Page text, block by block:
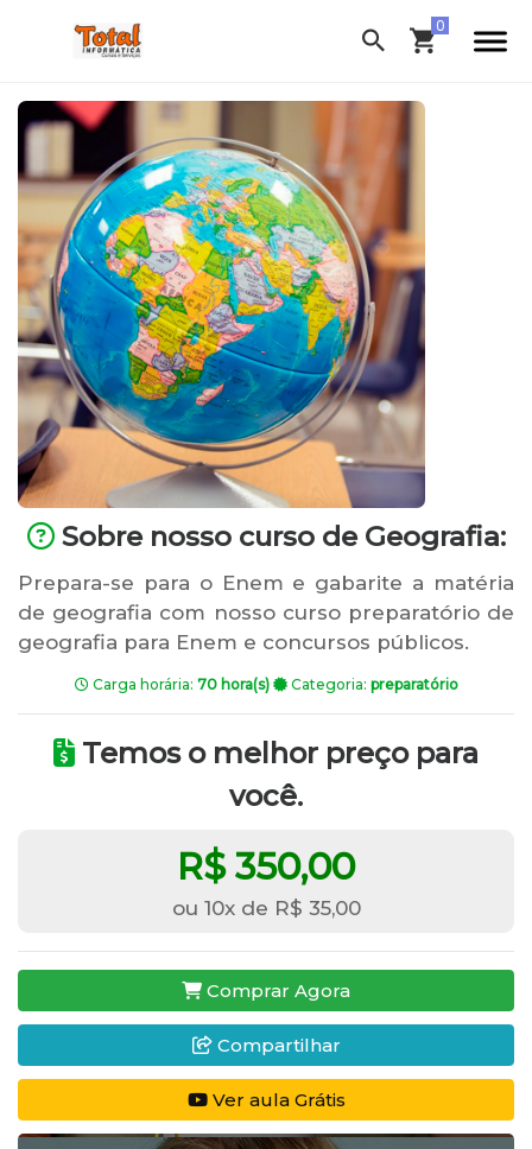
Sobre nosso curso de Geografia:
Prepara-se para o Enem e gabarite a matéria
de geografia com nosso curso preparatório de
geografia para Enem e concursos públicos.
Carga horária: 70 hora(s) Categoria: preparatório
Temos o melhor preço para
você.
R$ 350,00
ou 10x de R$ 35,00
Comprar Agora
Compartilhar
Ver aula Grátis